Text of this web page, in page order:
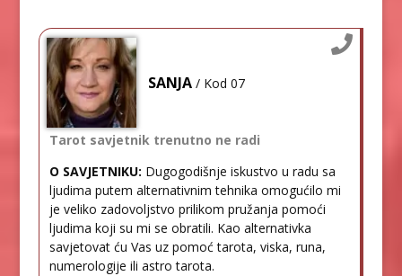
SANJA / Kod 07
Tarot savjetnik trenutno ne radi
O SAVJETNIKU: Dugogodišnje iskustvo u radu sa
ljudima putem alternativnim tehnika omogućilo mi
je veliko zadovoljstvo prilikom pružanja pomoći
ljudima koji su mi se obratili. Kao alternativka
savjetovat ću Vas uz pomoć tarota, viska, runa,
numerologije ili astro tarota.